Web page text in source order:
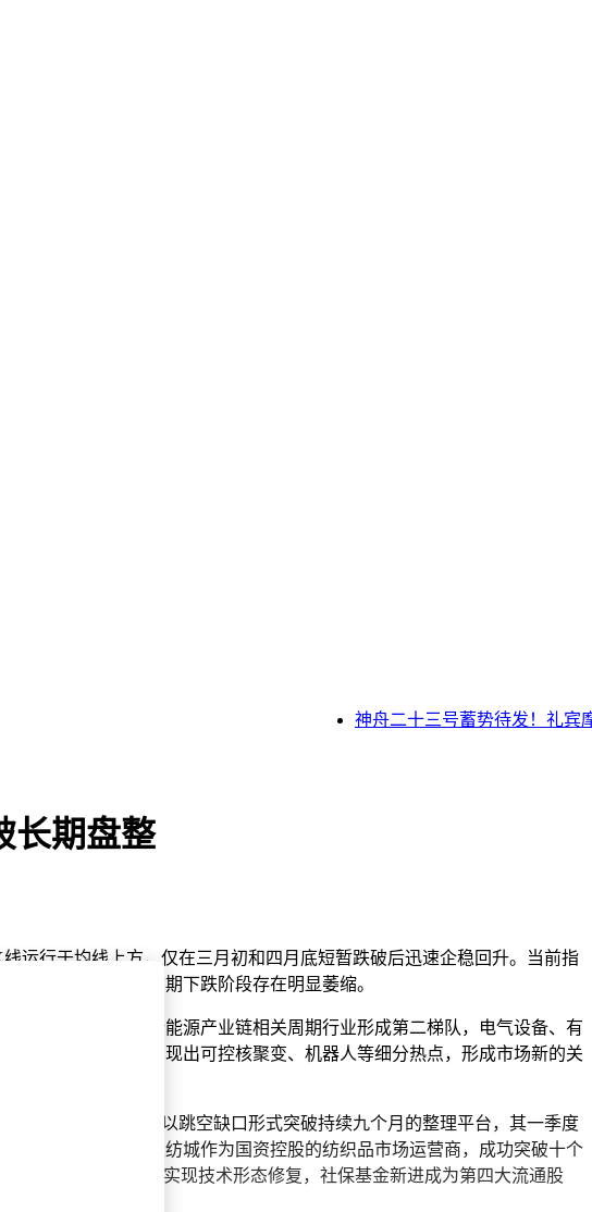
神舟二十三号蓄势待发！礼宾摩
长期盘整
运行于均线上方，仅在三月初和四月底短暂跌破后迅速企稳回升。当前指
过程中成交量较前期下跌阶段存在明显萎缩。
聚集效应显著；新能源产业链相关周期行业形成第二梯队，电气设备、有
、通用机械领域涌现出可控核聚变、机器人等细分热点，形成市场新的关
领域的技术优势，以跳空缺口形式突破持续九个月的整理平台，其一季度
利调仓的身影；轻纺城作为国资控股的纺织品市场运营商，成功突破十个
精机通过跳空突破实现技术形态修复，社保基金新进成为第四大流通股